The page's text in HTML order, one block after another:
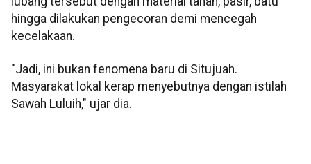
hingga dilakukan pengecoran demi mencegah
kecelakaan.
"Jadi, ini bukan fenomena baru di Situjuah.
Masyarakat lokal kerap menyebutnya dengan istilah
Sawah Luluih," ujar dia.